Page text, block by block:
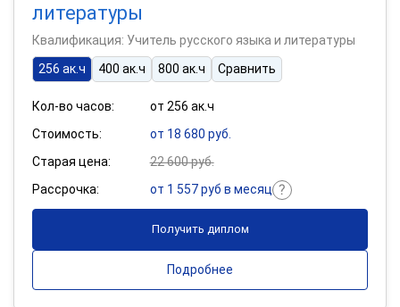
литературы
Квалификация: Учитель русского языка и литературы
256 ак.ч
400 ак.ч 800 ак.ч Сравнить
Кол-во часов:
от 256 ак.ч
Стоимость:
от 18 680 руб.
Старая цена:
22 600 руб.
Рассрочка:
от 1 557 руб в месяц
Получить диплом
Подробнее